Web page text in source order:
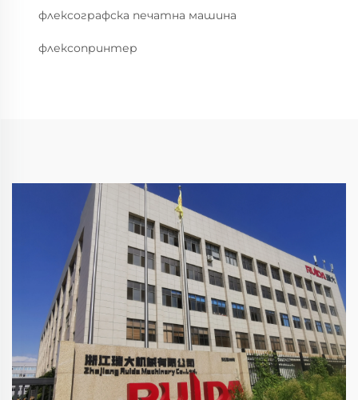
флексографска печатна машина
флексопринтер